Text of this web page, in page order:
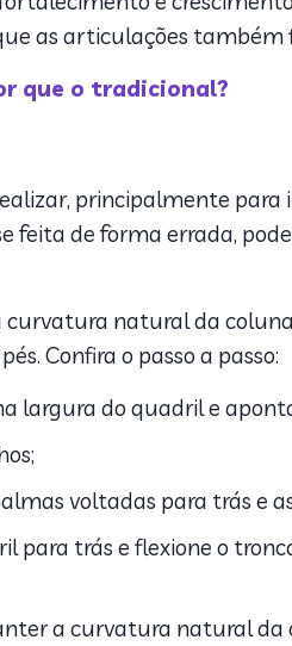
as articulações também
que o tradicional?
principalmente para
de forma errada,
natural da
Confira o passo a passo:
largura do quadril e
voltadas para trás e
para trás e flexione o
a curvatura natural